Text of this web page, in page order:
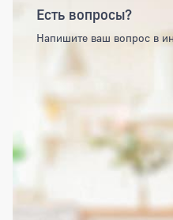
Есть вопросы?
Напишите ваш вопрос в